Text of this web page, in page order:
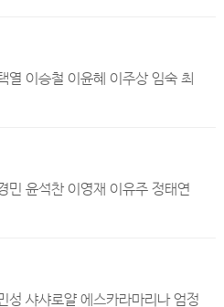
열 이승철 이윤혜 이주상 임숙 최
민 윤석찬 이영재 이유주 정태연
성 샤샤로얄 에스카라마리나 엄정